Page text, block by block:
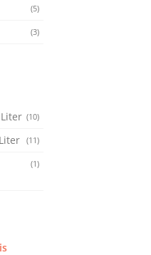
(5)
(3)
(10)
(11)
(1)